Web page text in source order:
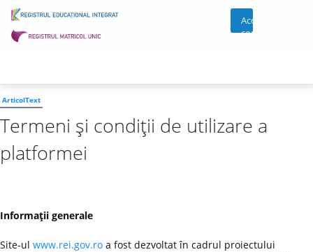
Acces
cont
ArticolText
Termeni şi condiţii de utilizare a
platformei
Informaţii generale
Site-ul www.rei.gov.ro a fost dezvoltat în cadrul proiectului